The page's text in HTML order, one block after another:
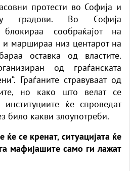
протести во Софија и
градови. Во Софија
сообраќајот на
и маршираа низ центарот на
оставка од властите.
од граѓанската
Граѓаните стравуваат од
но како што велат се
ќе спроведат
било какви злоупотреби.
ќе се кренат, ситуацијата ќе
мафијашите само ги лажат